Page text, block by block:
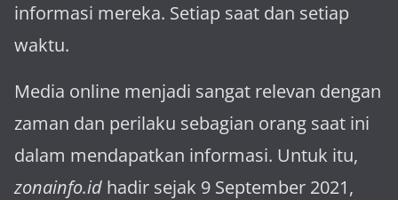
informasi mereka. Setiap saat dan setiap
waktu.
Media online menjadi sangat relevan dengan
za­man dan perilaku sebagian orang saat ini
dalam mendapatkan informasi. Untuk itu,
zonainfo.id hadir sejak 9 September 2021,